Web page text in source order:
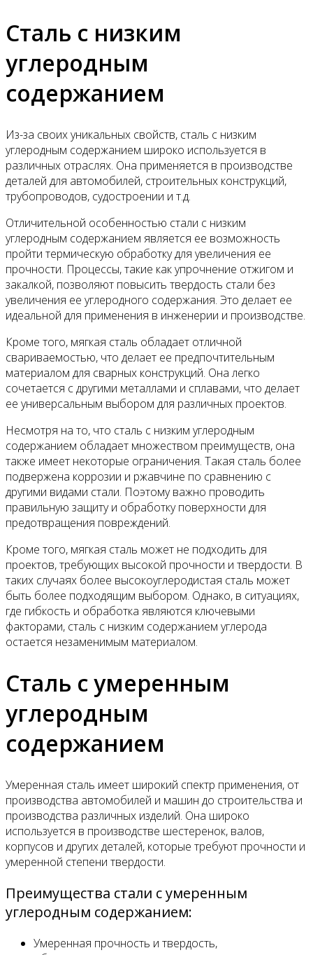
Сталь с низким
углеродным
содержанием
Из-за своих уникальных свойств, сталь с низким
углеродным содержанием широко используется в
различных отраслях. Она применяется в производстве
деталей для автомобилей, строительных конструкций,
трубопроводов, судостроении и т.д.
Отличительной особенностью стали с низким
углеродным содержанием является ее возможность
пройти термическую обработку для увеличения ее
прочности. Процессы, такие как упрочнение отжигом и
закалкой, позволяют повысить твердость стали без
увеличения ее углеродного содержания. Это делает ее
идеальной для применения в инженерии и производстве.
Кроме того, мягкая сталь обладает отличной
свариваемостью, что делает ее предпочтительным
материалом для сварных конструкций. Она легко
сочетается с другими металлами и сплавами, что делает
ее универсальным выбором для различных проектов.
Несмотря на то, что сталь с низким углеродным
содержанием обладает множеством преимуществ, она
также имеет некоторые ограничения. Такая сталь более
подвержена коррозии и ржавчине по сравнению с
другими видами стали. Поэтому важно проводить
правильную защиту и обработку поверхности для
предотвращения повреждений.
Кроме того, мягкая сталь может не подходить для
проектов, требующих высокой прочности и твердости. В
таких случаях более высокоуглеродистая сталь может
быть более подходящим выбором. Однако, в ситуациях,
где гибкость и обработка являются ключевыми
факторами, сталь с низким содержанием углерода
остается незаменимым материалом.
Сталь с умеренным
углеродным
содержанием
Умеренная сталь имеет широкий спектр применения, от
производства автомобилей и машин до строительства и
производства различных изделий. Она широко
используется в производстве шестеренок, валов,
корпусов и других деталей, которые требуют прочности и
умеренной степени твердости.
Преимущества стали с умеренным
углеродным содержанием:
Умеренная прочность и твердость,